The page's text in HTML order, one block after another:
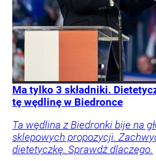
Ma tylko 3 składniki.
tę wędlinę w Biedronce
Ta wędlina z Biedronki bije na
sklepowych propozycji.
dietetyczkę. Sprawdź dlaczego.